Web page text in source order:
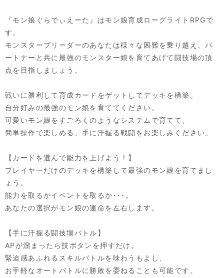
『モン娘ぐらでぃえーた』はモン娘育成ローグライトRPGで
す。
モンスターブリーダーのあなたは様々な困難を乗り越え、パ
ートナーと共に最強のモンスター娘を育てあげて闘技場の頂
点を目指しましょう。
戦いに勝利して育成カードをゲットしてデッキを構築。
自分好みの最強のモン娘を育ててください。
可愛いモン娘をすごろくのようなシステムで育てて、
簡単操作で楽しめる、手に汗握る戦闘をお楽しみください。
【カードを選んで能力を上げよう！】
プレイヤーだけのデッキを構築して最強のモン娘を育てまし
ょう。
能力を取るかイベントを取るか･･･。
あなたの選択がモン娘の運命を左右します。
【手に汗握る闘技場バトル】
APが溜まったら技ボタンを押すだけ。
緊迫感あふれるスキルバトルを味わうもよし、
お手軽なオートバトルに勝敗を委ねることも可能です。